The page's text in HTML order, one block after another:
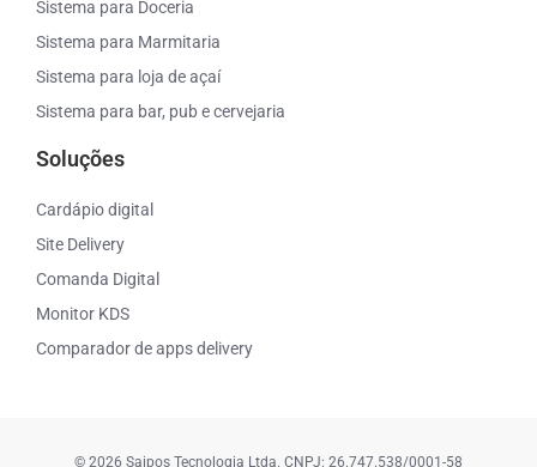
Sistema para Doceria
Sistema para Marmitaria
Sistema para loja de açaí
Sistema para bar, pub e cervejaria
Soluções
Cardápio digital
Site Delivery
Comanda Digital
Monitor KDS
Comparador de apps delivery
© 2026 Saipos Tecnologia Ltda. CNPJ: 26.747.538/0001-58